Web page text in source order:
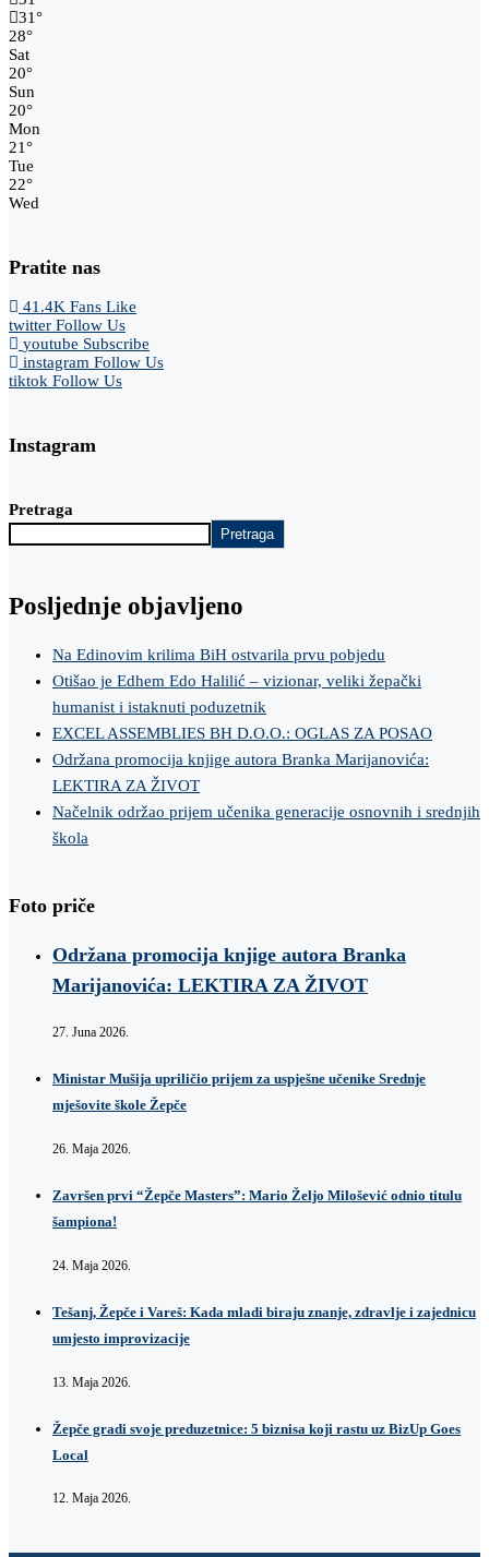
31°
28°
Sat
20°
Sun
20°
Mon
21°
Tue
22°
Wed
Pratite nas
41.4K Fans Like
twitter Follow Us
youtube Subscribe
instagram Follow Us
tiktok Follow Us
Instagram
Pretraga
Pretraga
Posljednje objavljeno
Na Edinovim krilima BiH ostvarila prvu pobjedu
Otišao je Edhem Edo Halilić – vizionar, veliki žepački
humanist i istaknuti poduzetnik
EXCEL ASSEMBLIES BH D.O.O.: OGLAS ZA POSAO
Održana promocija knjige autora Branka Marijanovića:
LEKTIRA ZA ŽIVOT
Načelnik održao prijem učenika generacije osnovnih i srednjih
škola
Foto priče
Održana promocija knjige autora Branka
Marijanovića: LEKTIRA ZA ŽIVOT
27. Juna 2026.
Ministar Mušija upriličio prijem za uspješne učenike Srednje
mješovite škole Žepče
26. Maja 2026.
Završen prvi “Žepče Masters”: Mario Željo Milošević odnio titulu
šampiona!
24. Maja 2026.
Tešanj, Žepče i Vareš: Kada mladi biraju znanje, zdravlje i zajednicu
umjesto improvizacije
13. Maja 2026.
Žepče gradi svoje preduzetnice: 5 biznisa koji rastu uz BizUp Goes
Local
12. Maja 2026.